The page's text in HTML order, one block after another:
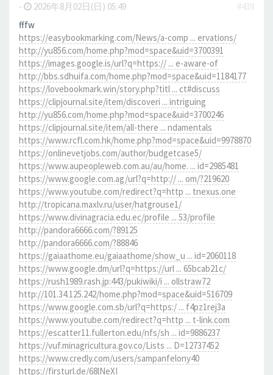
- 2026年8月02日(日) 05:49
#439
fffw
https://easybookmarking.com/News/a-comp ... ervations/
http://yu856.com/home.php?mod=space&uid=3700391
https://images.google.is/url?q=https:// ... e-aware-of
http://bbs.sdhuifa.com/home.php?mod=space&uid=1184177
https://lovebookmark.win/story.php?titl ... ct#discuss
https://clipjournal.site/item/discoveri ... intriguing
http://yu856.com/home.php?mod=space&uid=3700246
https://clipjournal.site/item/all-there ... ndamentals
https://www.rcfl.com.hk/home.php?mod=space&uid=9978870
https://onlinevetjobs.com/author/budgetcase5/
https://www.aupeopleweb.com.au/au/home. ... id=2985481
https://www.google.com.ag/url?q=http:// ... om/?219620
https://www.youtube.com/redirect?q=http ... tnexus.one
http://tropicana.maxlv.ru/user/hatgrouse1/
https://www.divinagracia.edu.ec/profile ... 53/profile
http://pandora6666.com/?89125
http://pandora6666.com/?88846
https://gaiaathome.eu/gaiaathome/show_u ... id=2060118
https://www.google.dm/url?q=https://url ... 65bcab21c/
https://rush1989.rash.jp:443/pukiwiki/i ... ollstraw72
http://101.34.125.242/home.php?mod=space&uid=516709
https://www.google.com.sb/url?q=https:/ ... f4pz1rej3a
https://www.youtube.com/redirect?q=http ... t-link.com
https://escatter11.fullerton.edu/nfs/sh ... id=9886237
https://vuf.minagricultura.gov.co/Lists ... D=12737452
https://www.credly.com/users/sampanfelony40
https://firsturl.de/68lNeXI